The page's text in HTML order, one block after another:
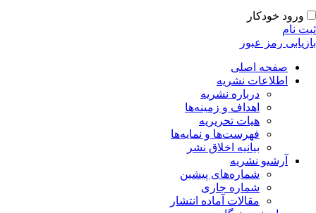
ورود خودکار
نام
رمز عبور
صفحه اصلی
اطلاعات نشریه
درباره نشریه
اهداف و زمینه‌ها
هیات تحریریه
فهرست‌ها و نمایه‌ها
بیانیه اخلاق نشر
آرشیو نشریه
شماره‌های پیشین
شماره جاری
مقالات آماده انتشار